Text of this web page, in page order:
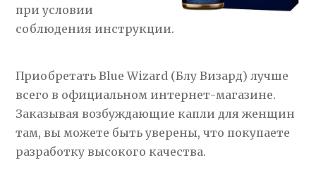
при условии
соблюдения инструкции.
Приобретать Blue Wizard (Блу Визард) лучше
всего в официальном интернет-магазине.
Заказывая возбуждающие капли для женщин
там, вы можете быть уверены, что покупаете
разработку высокого качества.